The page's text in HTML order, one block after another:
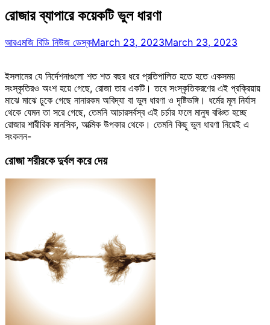
রোজার ব্যাপারে কয়েকটি ভুল ধারণা
আরএমজি বিডি নিউজ ডেস্কMarch 23, 2023March 23, 2023
ইসলামের যে নির্দেশনাগুলো শত শত বছর ধরে প্রতিপালিত হতে হতে একসময়
সংস্কৃতিরও অংশ হয়ে গেছে, রোজা তার একটি। তবে সংস্কৃতিকরণের এই প্রক্রিয়ায়
মাঝে মাঝে ঢুকে গেছে নানারকম অবিদ্যা বা ভুল ধারণা ও দৃষ্টিভঙ্গি। ধর্মের মূল নির্যাস
থেকে যেমন তা সরে গেছে, তেমনি আচারসর্বস্ব এই চর্চার ফলে মানুষ বঞ্চিত হচ্ছে
রোজার শারীরিক মানসিক, আত্মিক উপকার থেকে। তেমনি কিছু ভুল ধারণা নিয়েই এ
সংকলন-
রোজা শরীরকে দুর্বল করে দেয়